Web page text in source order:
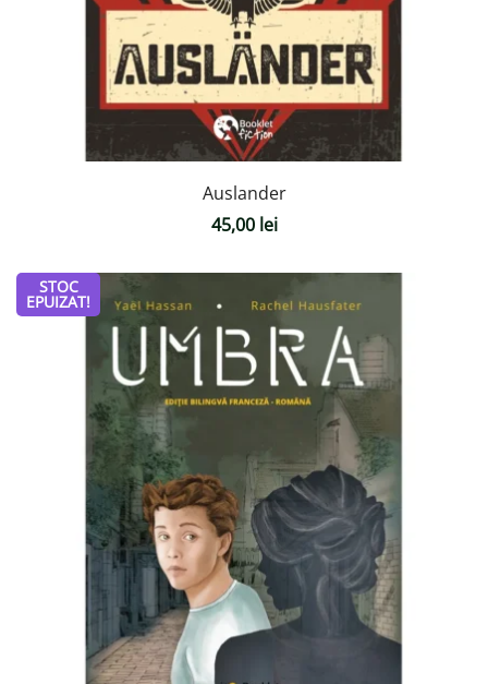
Auslander
45,00 lei
STOC
EPUIZAT!